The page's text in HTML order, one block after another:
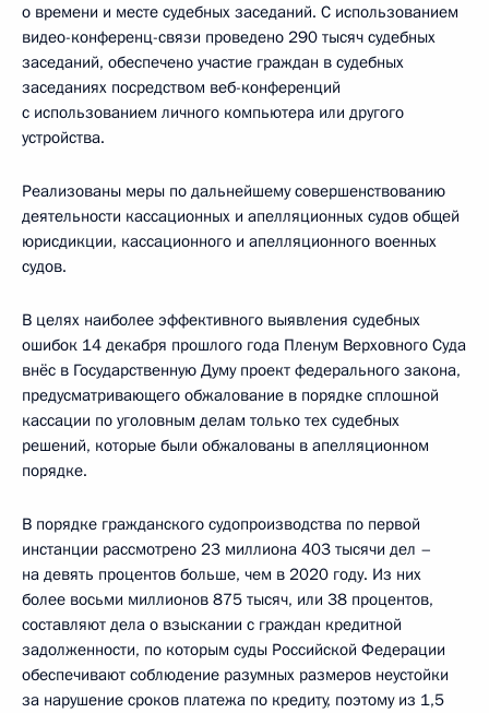
о времени и месте судебных заседаний. С использованием
видео-конференц-связи проведено 290 тысяч судебных
заседаний, обеспечено участие граждан в судебных
заседаниях посредством веб-конференций
с использованием личного компьютера или другого
устройства.
Реализованы меры по дальнейшему совершенствованию
деятельности кассационных и апелляционных судов общей
юрисдикции, кассационного и апелляционного военных
судов.
В целях наиболее эффективного выявления судебных
ошибок 14 декабря прошлого года Пленум Верховного Суда
внёс в Государственную Думу проект федерального закона,
предусматривающего обжалование в порядке сплошной
кассации по уголовным делам только тех судебных
решений, которые были обжалованы в апелляционном
порядке.
В порядке гражданского судопроизводства по первой
инстанции рассмотрено 23 миллиона 403 тысячи дел –
на девять процентов больше, чем в 2020 году. Из них
более восьми миллионов 875 тысяч, или 38 процентов,
составляют дела о взыскании с граждан кредитной
задолженности, по которым суды Российской Федерации
обеспечивают соблюдение разумных размеров неустойки
за нарушение сроков платежа по кредиту, поэтому из 1,5